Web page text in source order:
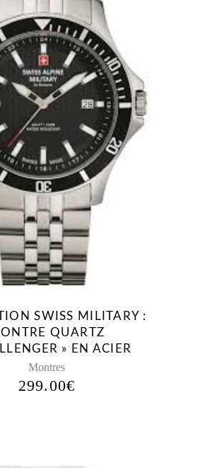
SWISS MILITARY :
QUARTZ
» EN ACIER
Montres
299.00€